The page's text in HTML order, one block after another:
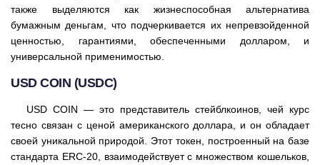
также выделяются как жизнеспособная альтернатива
бумажным деньгам, что подчеркивается их непревзойденной
ценностью, гарантиями, обеспеченными долларом, и
универсальной применимостью.
USD COIN (USDC)
USD COIN — это представитель стейблкоинов, чей курс
тесно связан с ценой американского доллара, и он обладает
своей уникальной природой. Этот токен, построенный на базе
стандарта ERC-20, взаимодействует с множеством кошельков,